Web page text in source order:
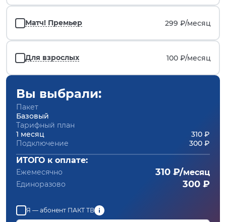
Матч! Премьер 299 ₽/месяц
Для взрослых 100 ₽/месяц
Вы выбрали:
Пакет
Базовый
Тарифный план
1 месяц
310 ₽
Подключение
300 ₽
ИТОГО к оплате:
Ежемесячно 310 ₽/месяц
Единоразово 300 ₽
Я — абонент ПАКТ ТВ